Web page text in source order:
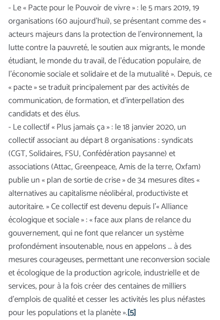
- Le « Pacte pour le Pouvoir de vivre » : le 5 mars 2019, 19
organisations (60 aujourd’hui), se présentant comme des «
acteurs majeurs dans la protection de l’environnement, la
lutte contre la pauvreté, le soutien aux migrants, le monde
étudiant, le monde du travail, de l’éducation populaire, de
l’économie sociale et solidaire et de la mutualité ». Depuis, ce
« pacte » se traduit principalement par des activités de
communication, de formation, et d’interpellation des
candidats et des élus.
- Le collectif « Plus jamais ça » : le 18 janvier 2020, un
collectif associant au départ 8 organisations : syndicats
(CGT, Solidaires, FSU, Confédération paysanne) et
associations (Attac, Greenpeace, Amis de la terre, Oxfam)
publie un « plan de sortie de crise » de 34 mesures dites «
alternatives au capitalisme néolibéral, productiviste et
autoritaire. » Ce collectif est devenu depuis l’« Alliance
écologique et sociale » : « face aux plans de relance du
gouvernement, qui ne font que relancer un système
profondément insoutenable, nous en appelons … à des
mesures courageuses, permettant une reconversion sociale
et écologique de la production agricole, industrielle et de
services, pour à la fois créer des centaines de milliers
d’emplois de qualité et cesser les activités les plus néfastes
pour les populations et la planète ».[5]